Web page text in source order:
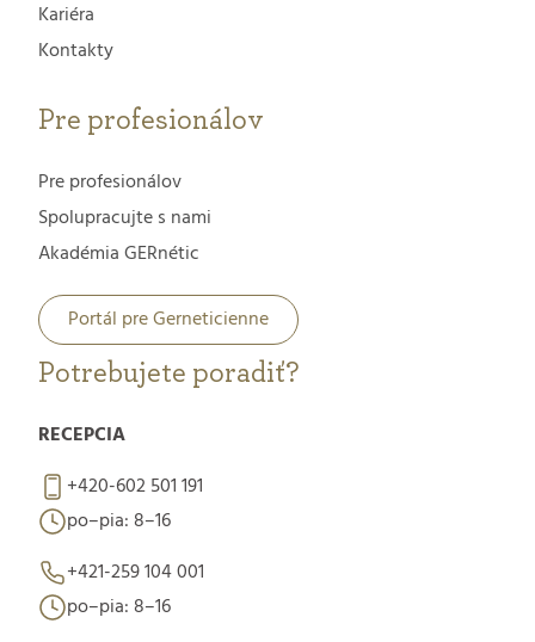
Kariéra
Kontakty
Pre profesionálov
Pre profesionálov
Spolupracujte s nami
Akadémia GERnétic
Portál pre Gerneticienne
Potrebujete poradiť?
RECEPCIA
+420-602 501 191
po–pia: 8–16
+421-259 104 001
po–pia: 8–16